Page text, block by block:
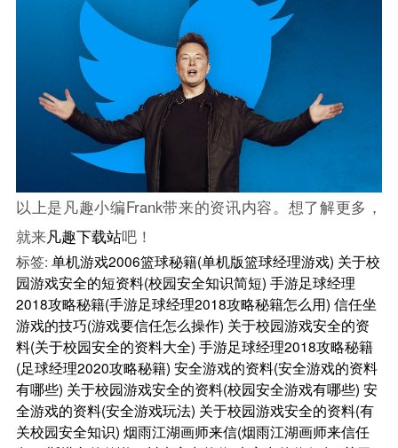
以上是凡趣小编Frank带来的资讯内容。想了解更多，
就来凡趣下载站吧！
标签: 单机游戏2006篮球秘籍(单机版篮球经理游戏) 关于校
园游戏安全的短资料(校园安全知识简短) 手游足球经理
2018攻略秘籍(手游足球经理2018攻略秘籍怎么用) 信任坐
游戏的技巧(游戏要信任怎么操作) 关于校园游戏安全的资
料(关于校园安全的资料大全) 手游足球经理2018攻略秘籍
(足球经理2020攻略秘籍) 安全游戏的资料(安全游戏的资料
有哪些) 关于校园游戏安全的资料(校园安全游戏有哪些) 安
全游戏的资料(安全游戏玩法) 关于校园游戏安全的资料(有
关校园安全知识) 烟雨江湖画师来信(烟雨江湖画师来信任